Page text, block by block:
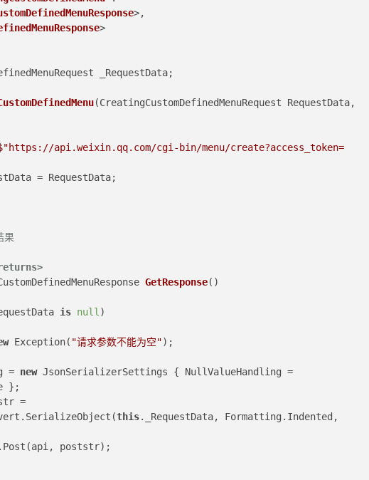
>
_RequestData;
(
api.weixin.qq.com/cgi-bin/menu/create?access_token=
= RequestData;
果
GetResponse()
is null )
Exception( "请求参数不能为空");
= new JsonSerializerSettings { NullValueHandling =
};
=
this._RequestData, Formatting.Indented,
.Post(api, poststr);